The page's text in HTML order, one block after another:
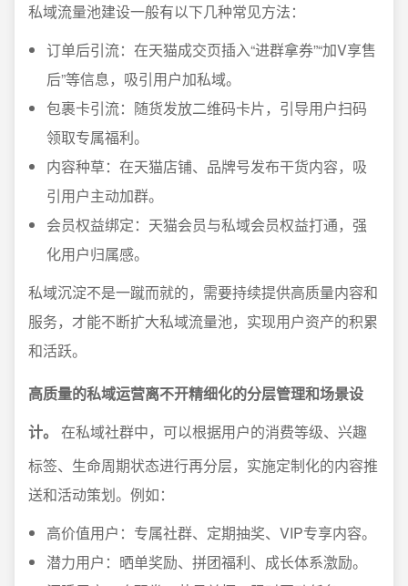
私域流量池建设一般有以下几种常见方法：
订单后引流：在天猫成交页插入“进群拿券”“加V享售
后”等信息，吸引用户加私域。
包裹卡引流：随货发放二维码卡片，引导用户扫码
领取专属福利。
内容种草：在天猫店铺、品牌号发布干货内容，吸
引用户主动加群。
会员权益绑定：天猫会员与私域会员权益打通，强
化用户归属感。
私域沉淀不是一蹴而就的，需要持续提供高质量内容和
服务，才能不断扩大私域流量池，实现用户资产的积累
和活跃。
高质量的私域运营离不开精细化的分层管理和场景设
计。
在私域社群中，可以根据用户的消费等级、兴趣
标签、生命周期状态进行再分层，实施定制化的内容推
送和活动策划。例如：
高价值用户：专属社群、定期抽奖、VIP专享内容。
潜力用户：晒单奖励、拼团福利、成长体系激励。